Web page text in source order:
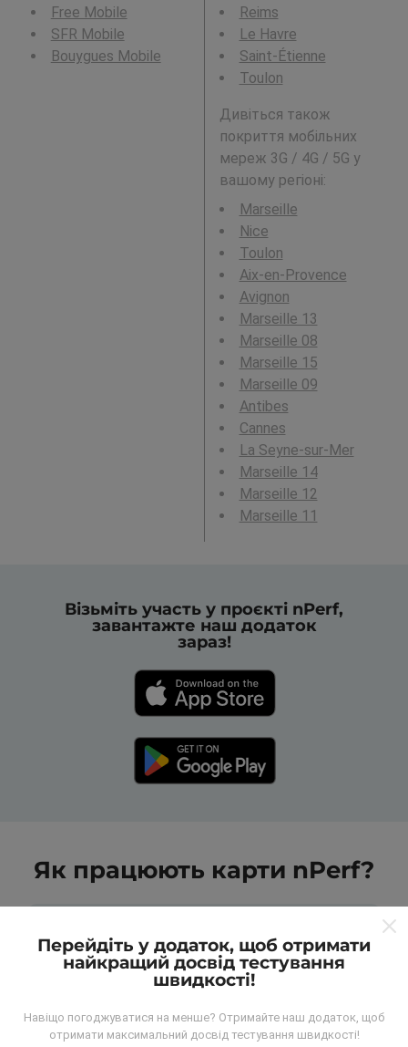
Free Mobile
SFR Mobile
Bouygues Mobile
Reims
Le Havre
Saint-Étienne
Toulon
Дивіться також
покриття мобільних
мереж 3G / 4G / 5G у
вашому регіоні:
Marseille
Nice
Toulon
Aix-en-Provence
Avignon
Marseille 13
Marseille 08
Marseille 15
Marseille 09
Antibes
Cannes
La Seyne-sur-Mer
Marseille 14
Marseille 12
Marseille 11
Візьміть участь у проєкті nPerf,
завантажте наш додаток
зараз!
Як працюють карти nPerf?
Дані збираються з тестів, проведених
Перейдіть у додаток, щоб отримати
найкращий досвід тестування
швидкості!
Навіщо погоджуватися на менше? Отримайте наш додаток, щоб
отримати максимальний досвід тестування швидкості!